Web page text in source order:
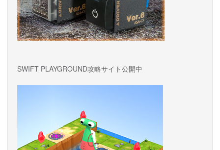
SWIFT PLAYGROUND攻略サイト公開中